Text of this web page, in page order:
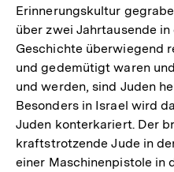
Erinnerungskultur
über zwei Jahrtausende
Geschichte überwiegend
und gedemütigt waren
und werden, sind Juden
Besonders in Israel wird
Juden konterkariert. Der
kraftstrotzende Jude in
einer Maschinenpistole in